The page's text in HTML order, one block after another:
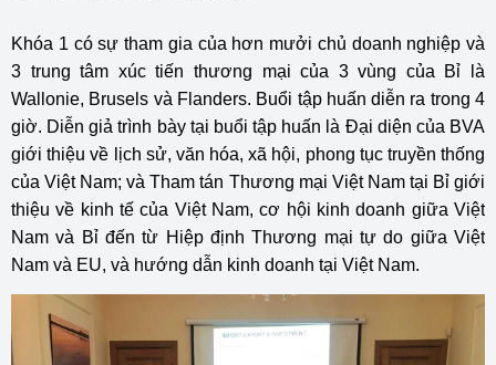
Khóa 1 có sự tham gia của hơn mưởi chủ doanh nghiệp và
3 trung tâm xúc tiến thương mại của 3 vùng của Bỉ là
Wallonie, Brusels và Flanders. Buổi tập huấn diễn ra trong 4
giờ. Diễn giả trình bày tại buổi tập huấn là Đại diện của BVA
giới thiệu về lịch sử, văn hóa, xã hội, phong tục truyền thống
của Việt Nam; và Tham tán Thương mại Việt Nam tại Bỉ giới
thiệu về kinh tế của Việt Nam, cơ hội kinh doanh giữa Việt
Nam và Bỉ đến từ Hiệp định Thương mại tự do giữa Việt
Nam và EU, và hướng dẫn kinh doanh tại Việt Nam.